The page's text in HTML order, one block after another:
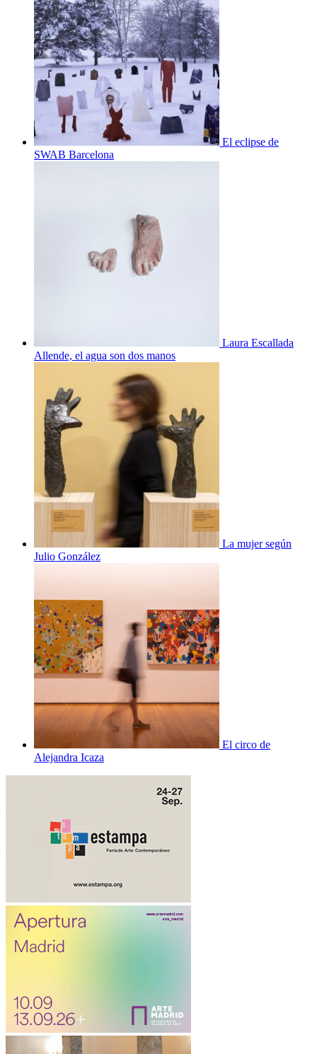
El eclipse de
SWAB Barcelona
Laura Escallada
Allende, el agua son dos manos
La mujer según
Julio González
El circo de
Alejandra Icaza